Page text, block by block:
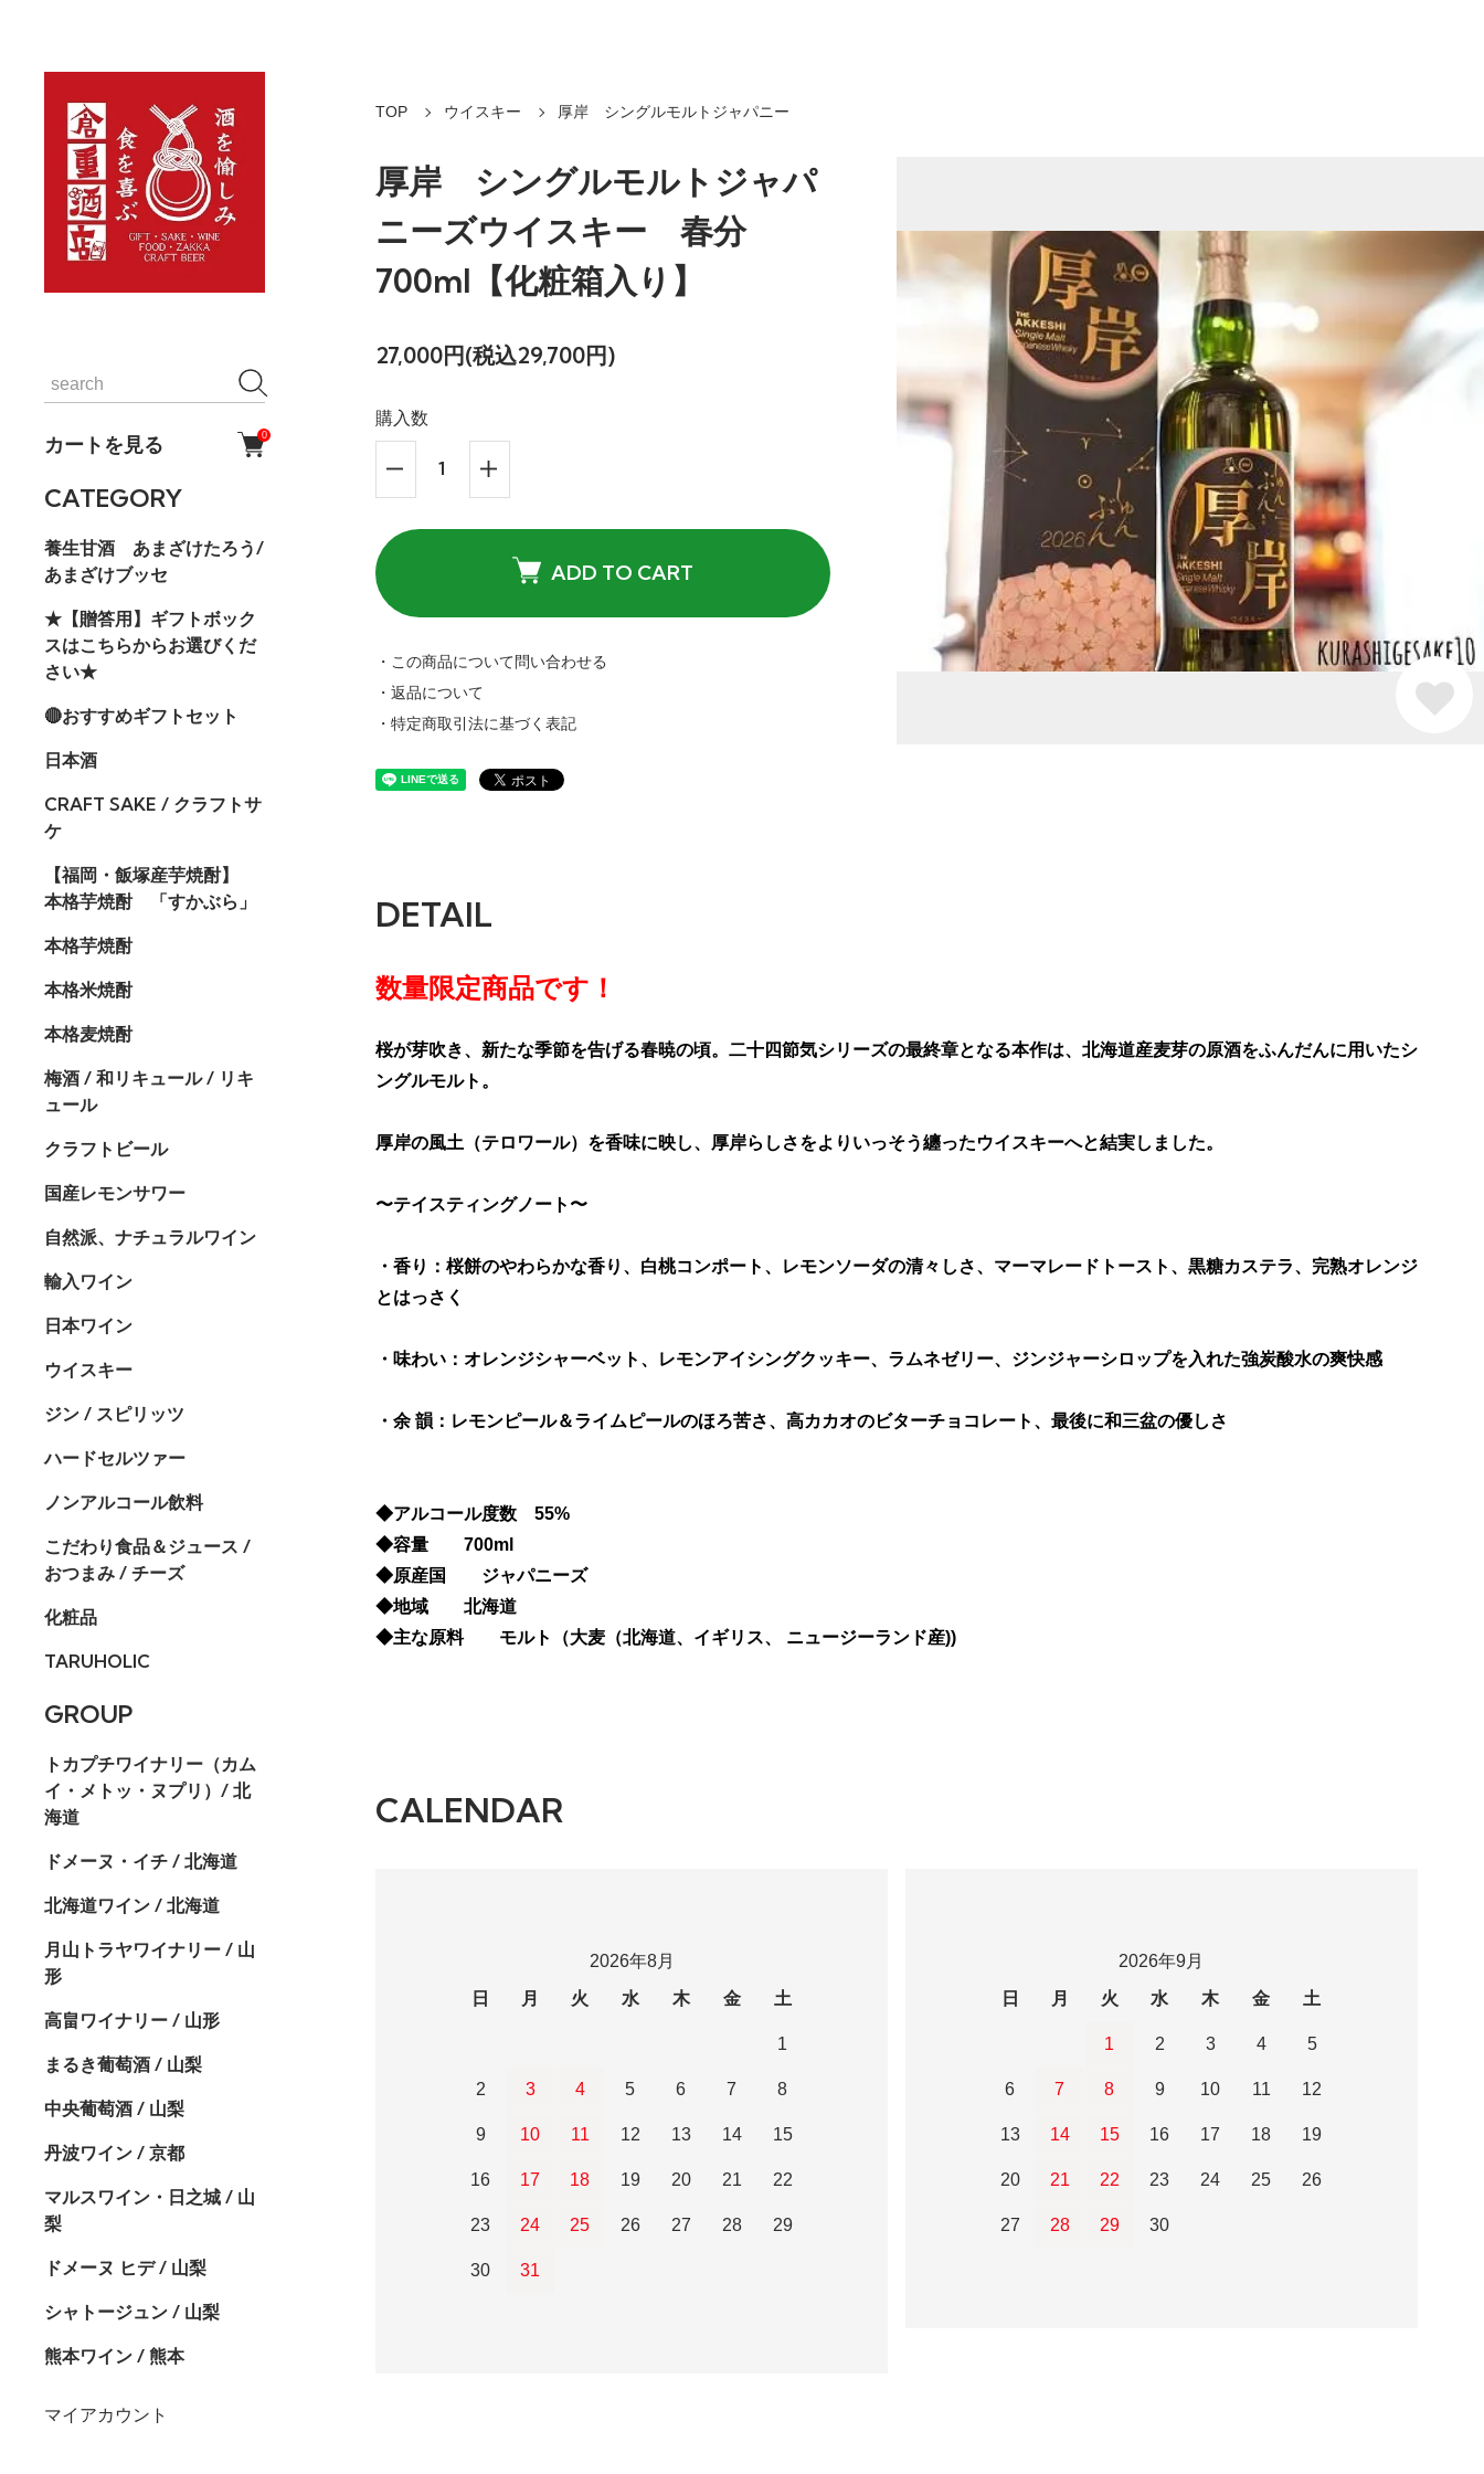
カートを見る 0
CATEGORY
養生甘酒 あまざけたろう/
あまざけブッセ
★【贈答用】ギフトボック
スはこちらからお選びくだ
さい★
🔴おすすめギフトセット
日本酒
CRAFT SAKE / クラフトサ
ケ
【福岡・飯塚産芋焼酎】
本格芋焼酎 「すかぶら」
本格芋焼酎
本格米焼酎
本格麦焼酎
梅酒 / 和リキュール / リキ
ュール
クラフトビール
国産レモンサワー
自然派、ナチュラルワイン
輸入ワイン
日本ワイン
ウイスキー
ジン / スピリッツ
ハードセルツァー
ノンアルコール飲料
こだわり食品＆ジュース /
おつまみ / チーズ
化粧品
TARUHOLIC
GROUP
トカプチワイナリー（カム
イ・メトッ・ヌプリ）/ 北
海道
ドメーヌ・イチ / 北海道
北海道ワイン / 北海道
月山トラヤワイナリー / 山
形
高畠ワイナリー / 山形
まるき葡萄酒 / 山梨
中央葡萄酒 / 山梨
丹波ワイン / 京都
マルスワイン・日之城 / 山
梨
ドメーヌ ヒデ / 山梨
シャトージュン / 山梨
熊本ワイン / 熊本
マイアカウント
TOP ウイスキー 厚岸 シングルモルトジャパニー
厚岸 シングルモルトジャパ
ニーズウイスキー 春分
700ml【化粧箱入り】
27,000円(税込29,700円)
購入数
ADD TO CART
・この商品について問い合わせる
・返品について
・特定商取引法に基づく表記
DETAIL
数量限定商品です！
桜が芽吹き、新たな季節を告げる春暁の頃。二十四節気シリーズの最終章となる本作は、北海道産麦芽の原酒をふんだんに用いたシ
ングルモルト。
厚岸の風土（テロワール）を香味に映し、厚岸らしさをよりいっそう纏ったウイスキーへと結実しました。
〜テイスティングノート〜
・香り：桜餅のやわらかな香り、白桃コンポート、レモンソーダの清々しさ、マーマレードトースト、黒糖カステラ、完熟オレンジ
とはっさく
・味わい：オレンジシャーベット、レモンアイシングクッキー、ラムネゼリー、ジンジャーシロップを入れた強炭酸水の爽快感
・余 韻：レモンピール＆ライムピールのほろ苦さ、高カカオのビターチョコレート、最後に和三盆の優しさ
◆アルコール度数 55%
◆容量 700ml
◆原産国 ジャパニーズ
◆地域 北海道
◆主な原料 モルト（大麦（北海道、イギリス、 ニュージーランド産))
CALENDAR
2026年8月
日
月 火 水 木 金 土
1
2 3 4 5 6 7 8
9 10 11 12 13 14 15
16 17 18 19 20 21 22
23 24 25 26 27 28 29
30 31
2026年9月
日
月 火 水 木 金 土
1 2 3 4 5
6 7 8 9 10 11 12
13 14 15 16 17 18 19
20 21 22 23 24 25 26
27 28 29 30